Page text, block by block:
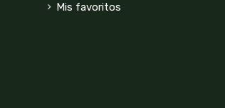
Mis favoritos